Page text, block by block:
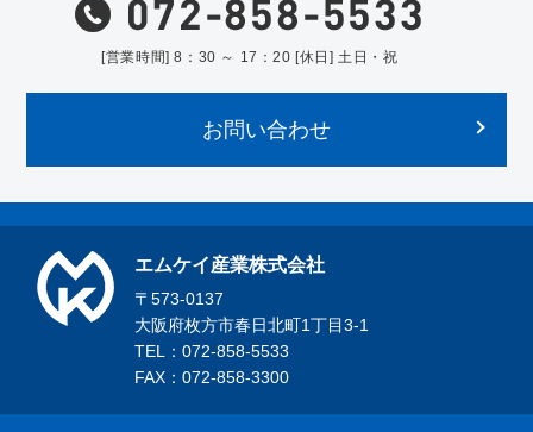
[営業時間] 8：30 ～ 17：20 [休日] 土日・祝
お問い合わせ
エムケイ産業株式会社
〒573-0137
大阪府枚方市春日北町1丁目3-1
TEL：072-858-5533
FAX：072-858-3300